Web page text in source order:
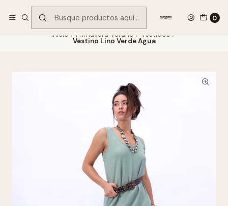
0
Inicio Primavera Verano Vestidos
Vestino Lino Verde Agua